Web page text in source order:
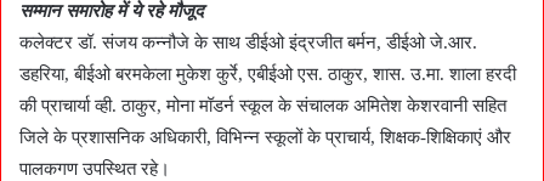
सम्मान समारोह में ये रहे मौजूद
कलेक्टर डॉ. संजय कन्नौजे के साथ डीईओ इंद्रजीत बर्मन, डीईओ जे.आर.
डहरिया, बीईओ बरमकेला मुकेश कुर्रे, एबीईओ एस. ठाकुर, शास. उ.मा. शाला हरदी
की प्राचार्या व्ही. ठाकुर, मोना मॉडर्न स्कूल के संचालक अमितेश केशरवानी सहित
जिले के प्रशासनिक अधिकारी, विभिन्न स्कूलों के प्राचार्य, शिक्षक-शिक्षिकाएं और
पालकगण उपस्थित रहे।